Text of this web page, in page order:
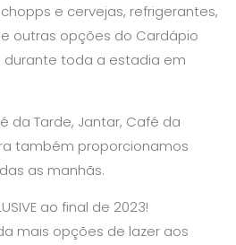
e cervejas, refrigerantes,
outras opções do Cardápio
durante toda a estadia em
da Tarde, Jantar, Café da
também proporcionamos
as manhãs.
ao final de 2023!
mais opções de lazer aos